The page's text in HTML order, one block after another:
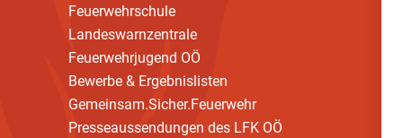
Feuerwehrschule
Landeswarnzentrale
Feuerwehrjugend OÖ
Bewerbe & Ergebnislisten
Gemeinsam.Sicher.Feuerwehr
Presseaussendungen des LFK OÖ